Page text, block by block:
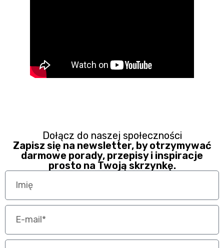
Dołącz do naszej społeczności
Zapisz się na newsletter, by otrzymywać
darmowe porady, przepisy i inspiracje
prosto na Twoją skrzynkę.